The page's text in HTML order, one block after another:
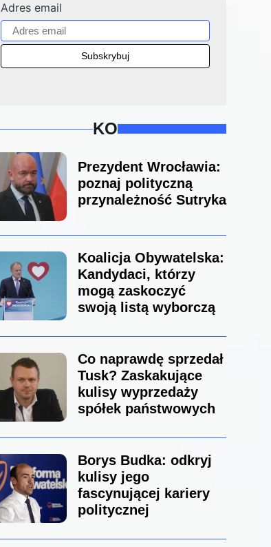
Adres email
KO
Prezydent Wrocławia:
poznaj polityczną
przynależność Sutryka
Koalicja Obywatelska:
Kandydaci, którzy
mogą zaskoczyć
swoją listą wyborczą
Co naprawdę sprzedał
Tusk? Zaskakujące
kulisy wyprzedaży
spółek państwowych
Borys Budka: odkryj
kulisy jego
fascynującej kariery
politycznej